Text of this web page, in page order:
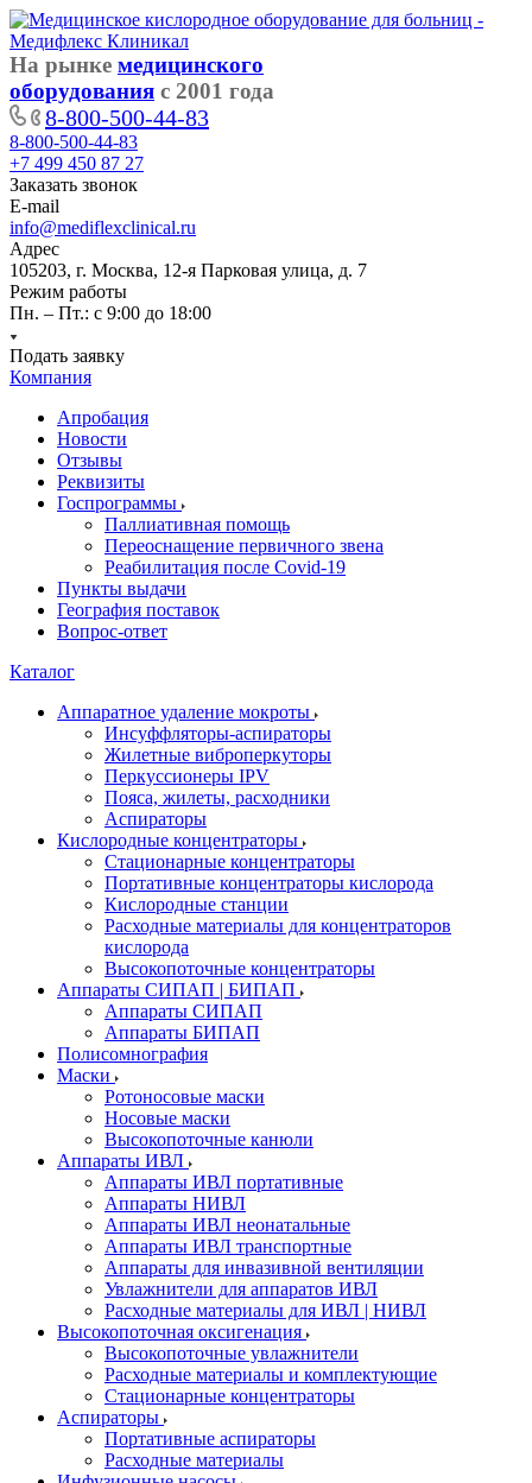
На рынке медицинского
оборудования с 2001 года
8-800-500-44-83
8-800-500-44-83
+7 499 450 87 27
Заказать звонок
E-mail
info@mediflexclinical.ru
Адрес
105203, г. Москва, 12-я Парковая улица, д. 7
Режим работы
Пн. – Пт.: с 9:00 до 18:00
Подать заявку
Компания
Апробация
Новости
Отзывы
Реквизиты
Госпрограммы
Паллиативная помощь
Переоснащение первичного звена
Реабилитация после Covid-19
Пункты выдачи
География поставок
Вопрос-ответ
Каталог
Аппаратное удаление мокроты
Инсуффляторы-аспираторы
Жилетные виброперкуторы
Перкуссионеры IPV
Пояса, жилеты, расходники
Аспираторы
Кислородные концентраторы
Стационарные концентраторы
Портативные концентраторы кислорода
Кислородные станции
Расходные материалы для концентраторов
кислорода
Высокопоточные концентраторы
Аппараты СИПАП | БИПАП
Аппараты СИПАП
Аппараты БИПАП
Полисомнография
Маски
Ротоносовые маски
Носовые маски
Высокопоточные канюли
Аппараты ИВЛ
Аппараты ИВЛ портативные
Аппараты НИВЛ
Аппараты ИВЛ неонатальные
Аппараты ИВЛ транспортные
Аппараты для инвазивной вентиляции
Увлажнители для аппаратов ИВЛ
Расходные материалы для ИВЛ | НИВЛ
Высокопоточная оксигенация
Высокопоточные увлажнители
Расходные материалы и комплектующие
Стационарные концентраторы
Аспираторы
Портативные аспираторы
Расходные материалы